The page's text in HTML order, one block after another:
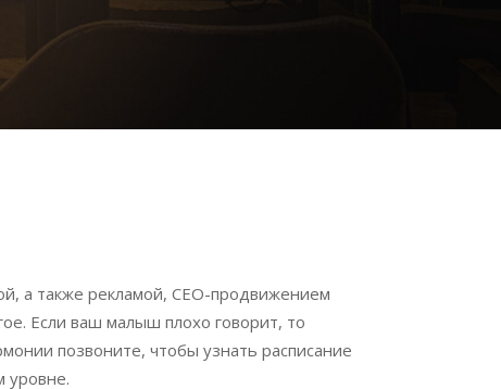
а также рекламой, СЕО-продвижением
Если ваш малыш плохо говорит, то
позвоните, чтобы узнать расписание
уровне.